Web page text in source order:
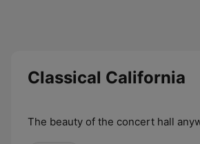
Classical California
The beauty of the concert hall